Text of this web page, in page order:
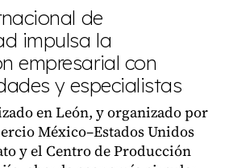
de
impulsa la
empresarial con
y especialistas
en León, y organizado por
México–Estados Unidos
y el Centro de Producción